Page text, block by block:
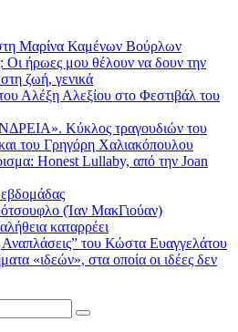
Μαρίνα Καμένων Βούρλων
Οι ήρωες μου θέλουν να δουν την
ζωή, γενικά
Αλέξη Αλεξίου στο Φεστιβάλ του
Κύκλος τραγουδιών του
του Γρηγόρη Χαλιακόπουλου
Honest Lullaby, από την Joan
(Ίαν ΜακΓιούαν)
καταρρέει
του Κώστα Ευαγγελάτου
«ιδεών», στα οποία οι ιδέες δεν